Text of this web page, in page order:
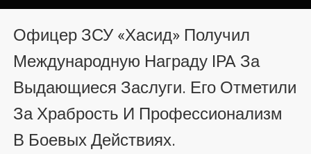
Хмельницком от auto.km.ua
Офицер ЗСУ «Хасид» Получил
Международную Награду IPA За
Выдающиеся Заслуги. Его Отметили
За Храбрость И Профессионализм
В Боевых Действиях.